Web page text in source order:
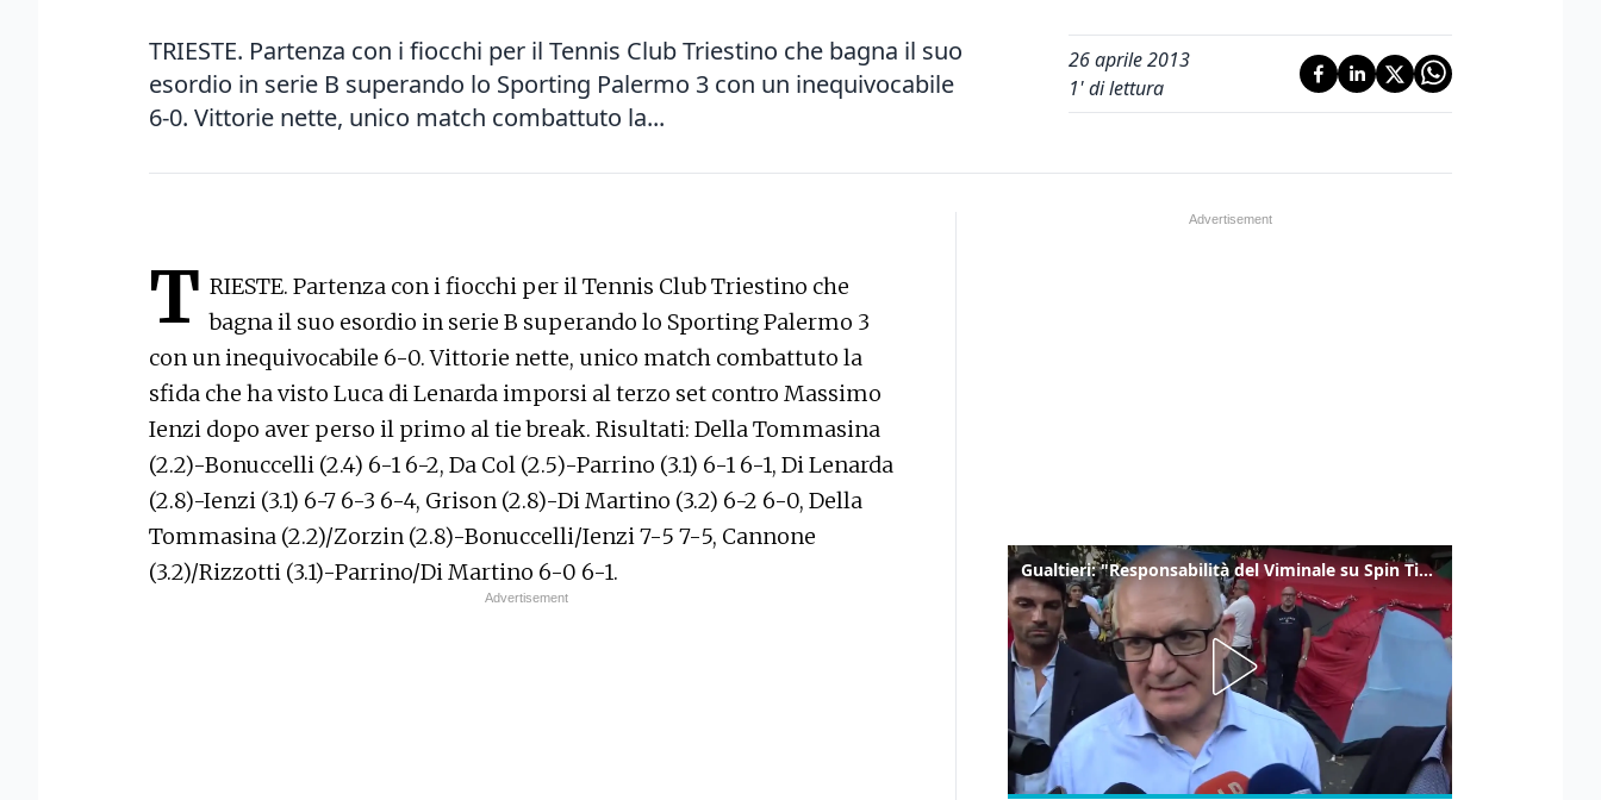
TRIESTE. Partenza con i fiocchi per il Tennis Club Triestino che bagna il suo
esordio in serie B superando lo Sporting Palermo 3 con un inequivocabile
6-0. Vittorie nette, unico match combattuto la...
26 aprile 2013
1' di lettura
T RIESTE. Partenza con i fiocchi per il Tennis Club Triestino che
bagna il suo esordio in serie B superando lo Sporting Palermo 3
con un inequivocabile 6-0. Vittorie nette, unico match combattuto la
sfida che ha visto Luca di Lenarda imporsi al terzo set contro Massimo
Ienzi dopo aver perso il primo al tie break. Risultati: Della Tommasina
(2.2)-Bonuccelli (2.4) 6-1 6-2, Da Col (2.5)-Parrino (3.1) 6-1 6-1, Di Lenarda
(2.8)-Ienzi (3.1) 6-7 6-3 6-4, Grison (2.8)-Di Martino (3.2) 6-2 6-0, Della
Tommasina (2.2)/Zorzin (2.8)-Bonuccelli/Ienzi 7-5 7-5, Cannone
(3.2)/Rizzotti (3.1)-Parrino/Di Martino 6-0 6-1.
Gualtieri: "Responsabilità del Viminale su Spin Time? La posizione dei partiti è nota"